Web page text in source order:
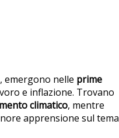
emergono nelle prime
e inflazione. Trovano
climatico, mentre
apprensione sul tema